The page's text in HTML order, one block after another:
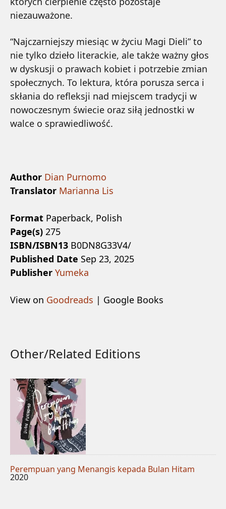
niezauważone.
“Najczarniejszy miesiąc w życiu Magi Dieli” to
nie tylko dzieło literackie, ale także ważny głos
w dyskusji o prawach kobiet i potrzebie zmian
społecznych. To lektura, która porusza serca i
skłania do refleksji nad miejscem tradycji w
nowoczesnym świecie oraz siłą jednostki w
walce o sprawiedliwość.
Author Dian Purnomo
Translator Marianna Lis
Format Paperback, Polish
Page(s) 275
ISBN/ISBN13 B0DN8G33V4/
Published Date Sep 23, 2025
Publisher Yumeka
View on Goodreads | Google Books
Other/Related Editions
Perempuan yang Menangis kepada Bulan Hitam
2020